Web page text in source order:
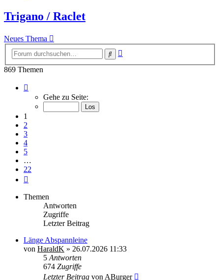
Trigano / Raclet
Neues Thema
Suche
869 Themen
von
Gehe zu Seite:
1
2
3
4
5
…
22
Themen
Antworten
Zugriffe
Letzter Beitrag
Länge Abspannleine
von HaraldK » 26.07.2026 11:33
5 Antworten
674 Zugriffe
Letzter Beitrag von ABurger